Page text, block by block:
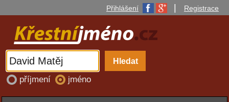
Přihlášení Registrace
příjmení jméno